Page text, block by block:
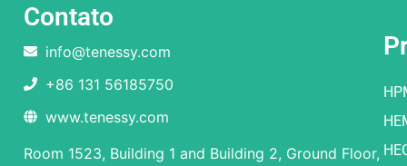
Contato
info@tenessy.com
+86 131 56185750
www.tenessy.com
Room 1523, Building 1 and Building 2, Ground Floor,